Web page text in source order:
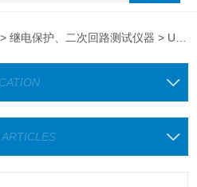
>继电保护、二次回路测试仪器 > UHV-602便携式波形记录仪